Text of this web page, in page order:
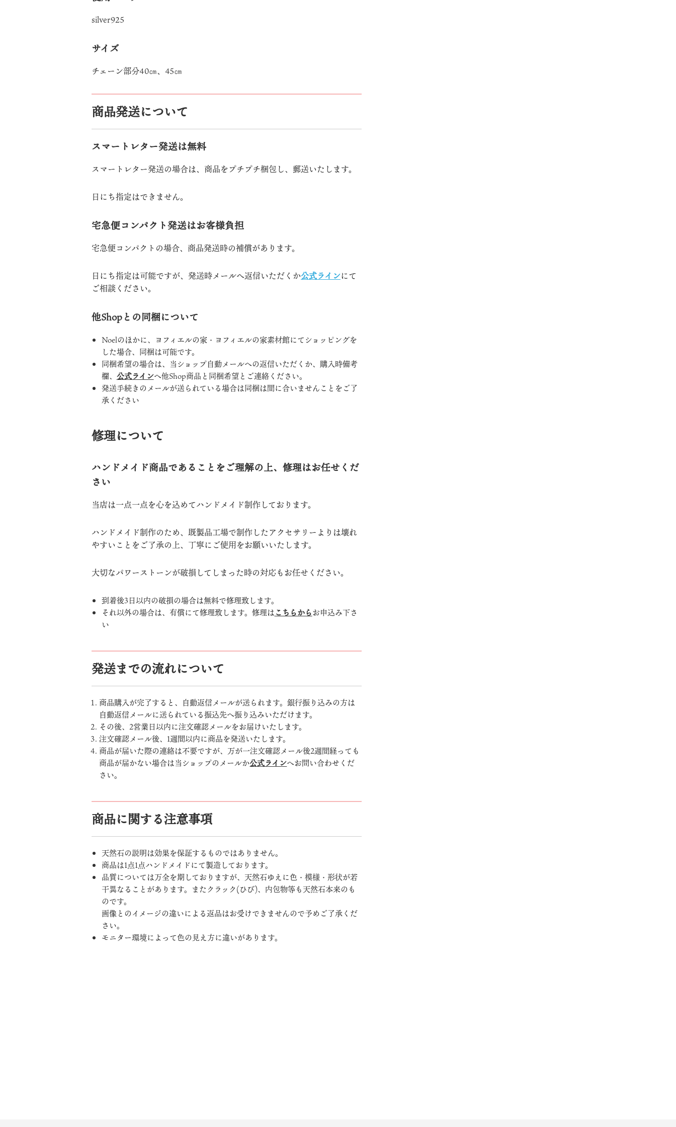
silver925
サイズ
チェーン部分40㎝、45㎝
商品発送について
スマートレター発送は無料
スマートレター発送の場合は、商品をプチプチ梱包し、郵送いたします。
日にち指定はできません。
宅急便コンパクト発送はお客様負担
宅急便コンパクトの場合、商品発送時の補償があります。
日にち指定は可能ですが、発送時メールへ返信いただくか公式ラインにて
ご相談ください。
他Shopとの同梱について
Noelのほかに、ヨフィエルの家・ヨフィエルの家素材館にてショッピングを
した場合、同梱は可能です。
同梱希望の場合は、当ショップ自動メールへの返信いただくか、購入時備考
欄、 公式ラインへ他Shop商品と同梱希望とご連絡ください。
発送手続きのメールが送られている場合は同梱は間に合いませんことをご了
承ください
修理について
ハンドメイド商品であることをご理解の上、修理はお任せくだ
さい
当店は一点一点を心を込めてハンドメイド制作しております。
ハンドメイド制作のため、既製品工場で制作したアクセサリーよりは壊れ
やすいことをご了承の上、丁寧にご使用をお願いいたします。
大切なパワーストーンが破損してしまった時の対応もお任せください。
到着後3日以内の破損の場合は無料で修理致します。
それ以外の場合は、有償にて修理致します。修理はこちらからお申込み下さ
い
発送までの流れについて
商品購入が完了すると、自動返信メールが送られます。銀行振り込みの方は
自動返信メールに送られている振込先へ振り込みいただけます。
その後、2営業日以内に注文確認メールをお届けいたします。
注文確認メール後、1週間以内に商品を発送いたします。
商品が届いた際の連絡は不要ですが、万が一注文確認メール後2週間経っても
商品が届かない場合は当ショップのメールか公式ラインへお問い合わせくだ
さい。
商品に関する注意事項
天然石の説明は効果を保証するものではありません。
商品は1点1点ハンドメイドにて製造しております。
品質については万全を期しておりますが、天然石ゆえに色・模様・形状が若
干異なることがあります。またクラック(ひび)、内包物等も天然石本来のも
のです。
画像とのイメージの違いによる返品はお受けできませんので予めご了承くだ
さい。
モニター環境によって色の見え方に違いがあります。